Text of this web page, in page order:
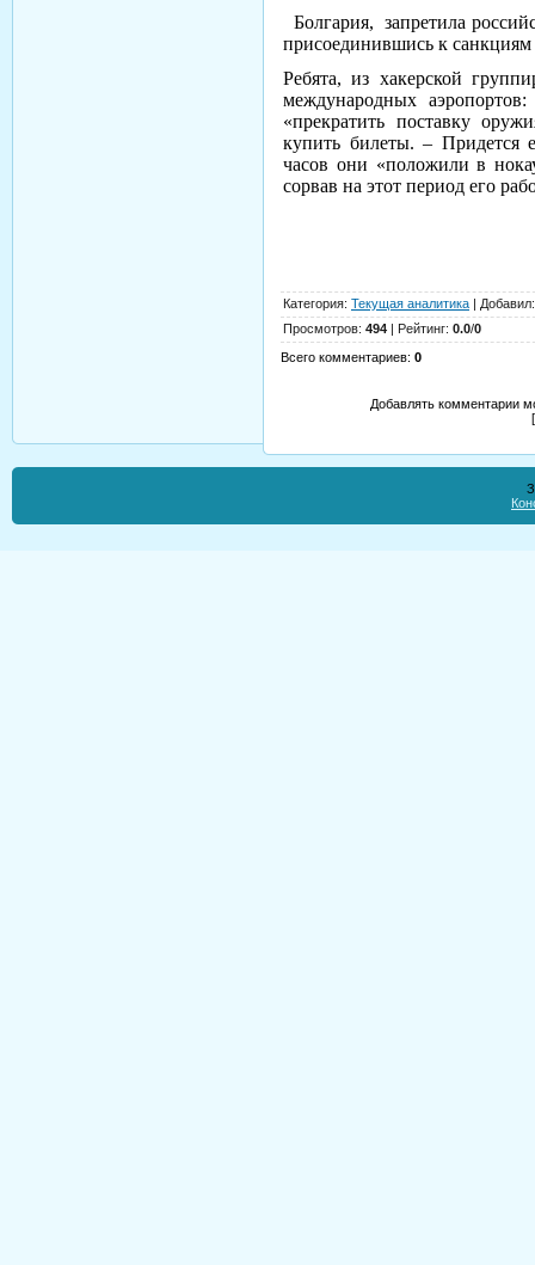
Болгария, запретила
присоединившись к
Ребята, из хакерской
международных
«прекратить поставку
купить билеты. – Придется
часов они «положили в
сорвав на этот период его
Категория: Текущая аналитика | Добавил
Просмотров: 494 | Рейтинг: 0.0/0
Всего комментариев: 0
Добавлять комментарии